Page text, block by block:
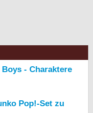
- Charaktere
Pop!-Set zu